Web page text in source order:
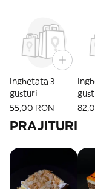
Inghetata 3
gusturi
55,00 RON
PRAJITURI